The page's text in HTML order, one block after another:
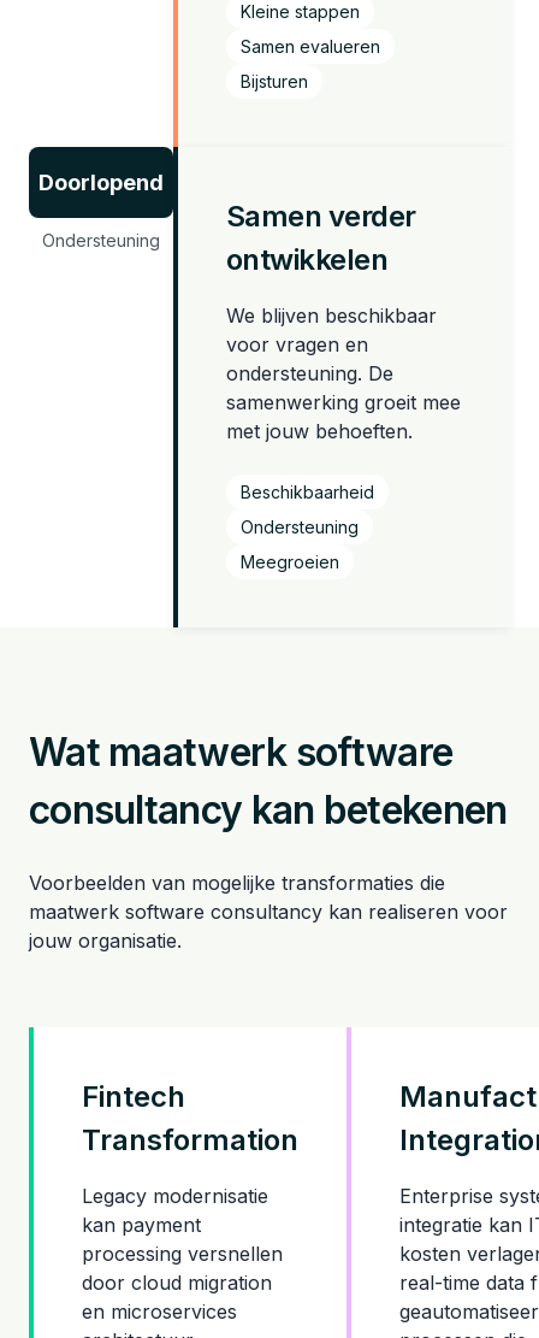
Kleine stappen
Samen evalueren
Bijsturen
Doorlopend
Ondersteuning
Samen verder
ontwikkelen
We blijven beschikbaar
voor vragen en
ondersteuning. De
samenwerking groeit mee
met jouw behoeften.
Beschikbaarheid
Ondersteuning
Meegroeien
Wat maatwerk software
consultancy kan betekenen
Voorbeelden van mogelijke transformaties die
maatwerk software consultancy kan realiseren voor
jouw organisatie.
Fintech
Transformation
Legacy modernisatie
kan payment
processing versnellen
door cloud migration
en microservices
Enterprise
integratie kan
kosten
real-time data